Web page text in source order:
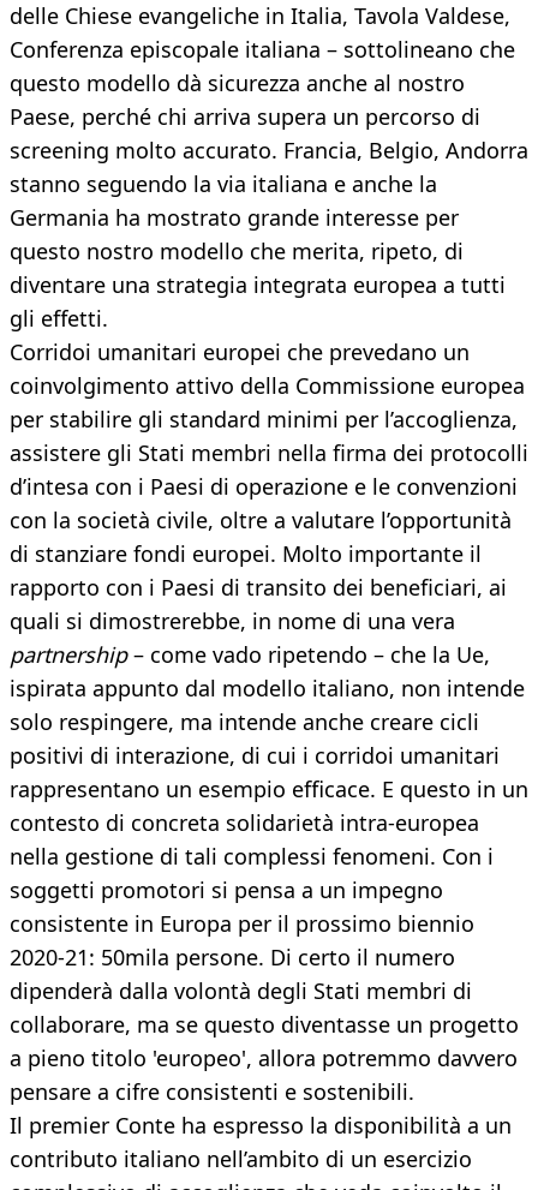
delle Chiese evangeliche in Italia, Tavola Valdese,
Conferenza episcopale italiana – sottolineano che
questo modello dà sicurezza anche al nostro
Paese, perché chi arriva supera un percorso di
screening molto accurato. Francia, Belgio, Andorra
stanno seguendo la via italiana e anche la
Germania ha mostrato grande interesse per
questo nostro modello che merita, ripeto, di
diventare una strategia integrata europea a tutti
gli effetti.
Corridoi umanitari europei che prevedano un
coinvolgimento attivo della Commissione europea
per stabilire gli standard minimi per l’accoglienza,
assistere gli Stati membri nella firma dei protocolli
d’intesa con i Paesi di operazione e le convenzioni
con la società civile, oltre a valutare l’opportunità
di stanziare fondi europei. Molto importante il
rapporto con i Paesi di transito dei beneficiari, ai
quali si dimostrerebbe, in nome di una vera
partnership– come vado ripetendo – che la Ue,
ispirata appunto dal modello italiano, non intende
solo respingere, ma intende anche creare cicli
positivi di interazione, di cui i corridoi umanitari
rappresentano un esempio efficace. E questo in un
contesto di concreta solidarietà intra-europea
nella gestione di tali complessi fenomeni. Con i
soggetti promotori si pensa a un impegno
consistente in Europa per il prossimo biennio
2020-21: 50mila persone. Di certo il numero
dipenderà dalla volontà degli Stati membri di
collaborare, ma se questo diventasse un progetto
a pieno titolo 'europeo', allora potremmo davvero
pensare a cifre consistenti e sostenibili.
Il premier Conte ha espresso la disponibilità a un
contributo italiano nell’ambito di un esercizio